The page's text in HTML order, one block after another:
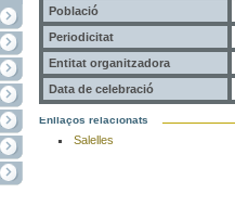
Població
Periodicitat
Entitat organitzadora
Data de celebració
Enllaços relacionats
Salelles